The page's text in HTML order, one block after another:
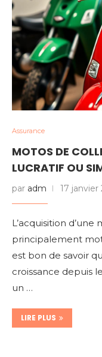
Assurance
MOTOS DE
LUCRATIF OU
par adm 17 janvier
L’acquisition
principalement
est bon de savoir
croissance depuis
un …
LIRE PLUS